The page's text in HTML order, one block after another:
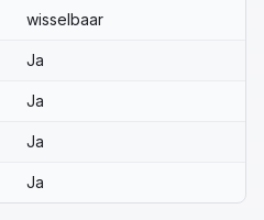
wisselbaar
Ja
Ja
Ja
Ja